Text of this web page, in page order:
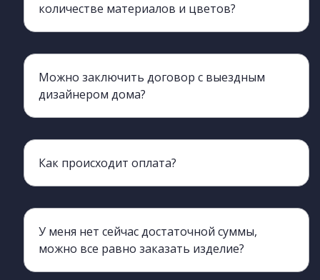
количестве материалов и цветов?
Можно заключить договор с выездным
дизайнером дома?
Как происходит оплата?
У меня нет сейчас достаточной суммы,
можно все равно заказать изделие?